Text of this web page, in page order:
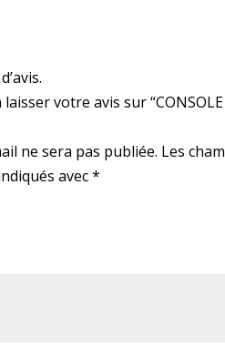
votre avis sur
ne sera pas publiée. Les
avec*